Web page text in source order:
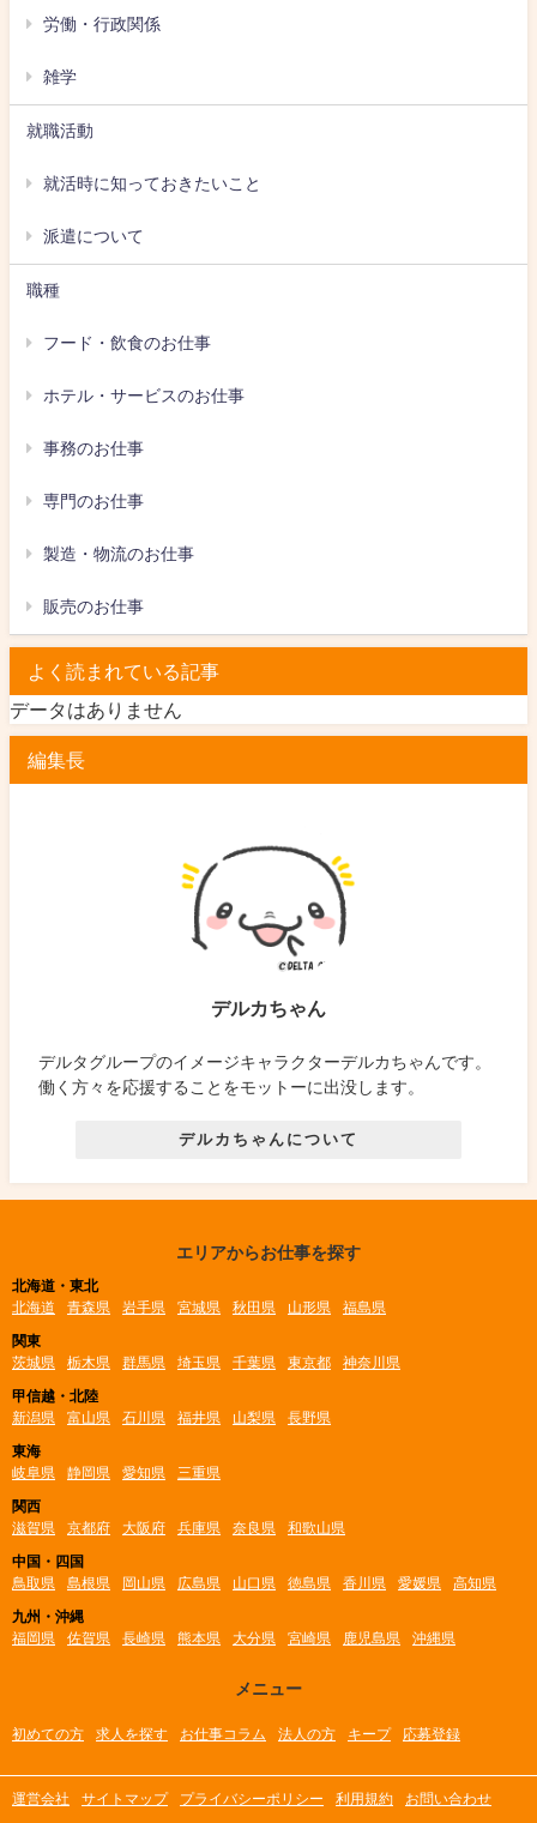
労働・行政関係
雑学
就職活動
就活時に知っておきたいこと
派遣について
職種
フード・飲食のお仕事
ホテル・サービスのお仕事
事務のお仕事
専門のお仕事
製造・物流のお仕事
販売のお仕事
よく読まれている記事
データはありません
編集長
デルカちゃん
デルタグループのイメージキャラクターデルカちゃんです。
働く方々を応援することをモットーに出没します。
デルカちゃんについて
エリアからお仕事を探す
北海道・東北
北海道
青森県 岩手県 宮城県 秋田県 山形県 福島県
関東
茨城県
栃木県 群馬県 埼玉県 千葉県 東京都 神奈川県
甲信越・北陸
新潟県
富山県 石川県 福井県 山梨県 長野県
東海
岐阜県
静岡県 愛知県 三重県
関西
滋賀県
京都府 大阪府 兵庫県 奈良県 和歌山県
中国・四国
鳥取県
島根県 岡山県 広島県 山口県 徳島県 香川県 愛媛県 高知県
九州・沖縄
福岡県
佐賀県 長崎県 熊本県 大分県 宮崎県 鹿児島県 沖縄県
メニュー
初めての方 求人を探す お仕事コラム 法人の方 キープ 応募登録
運営会社 サイトマップ プライバシーポリシー 利用規約 お問い合わせ